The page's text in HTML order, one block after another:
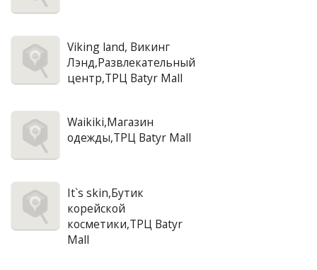
Viking land, Викинг
Лэнд,Развлекательный
центр,ТРЦ Batyr Mall
Waikiki,Магазин
одежды,ТРЦ Batyr Mall
It`s skin,Бутик
корейской
косметики,ТРЦ Batyr
Mall